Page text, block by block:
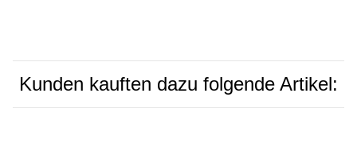
Kunden kauften dazu folgende Artikel: